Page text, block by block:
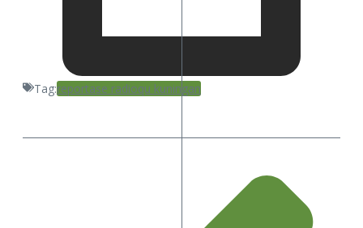
Tag:reportase radioqu kuningan